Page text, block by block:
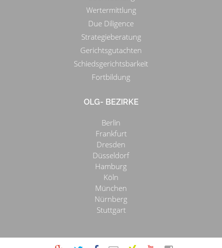
Wertermittlung
Due Diligence
Strategieberatung
Gerichtsgutachten
Schiedsgerichtsbarkeit
Fortbildung
OLG- BEZIRKE
Berlin
Frankfurt
Dresden
Düsseldorf
Hamburg
Köln
München
Nürnberg
Stuttgart